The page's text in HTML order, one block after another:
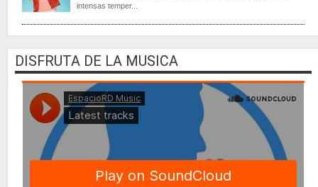
intensas temper...
DISFRUTA DE LA MUSICA